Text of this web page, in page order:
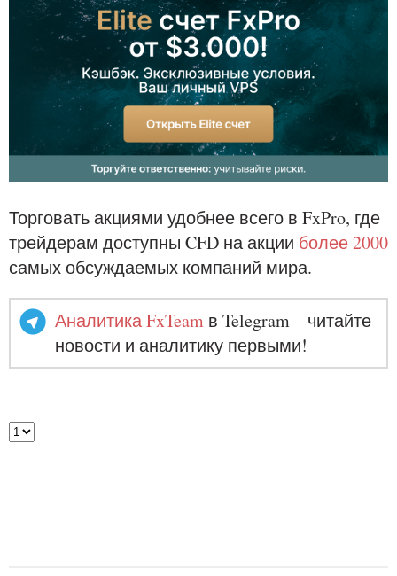
Торговать акциями удобнее всего в FxPro, где
трейдерам доступны CFD на акции более 2000
самых обсуждаемых компаний мира.
Аналитика FxTeam в Telegram – читайте
новости и аналитику первыми!